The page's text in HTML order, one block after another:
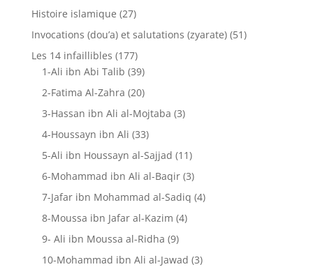
Histoire islamique (27)
Invocations (dou’a) et salutations (zyarate) (51)
Les 14 infaillibles (177)
1-Ali ibn Abi Talib (39)
2-Fatima Al-Zahra (20)
3-Hassan ibn Ali al-Mojtaba (3)
4-Houssayn ibn Ali (33)
5-Ali ibn Houssayn al-Sajjad (11)
6-Mohammad ibn Ali al-Baqir (3)
7-Jafar ibn Mohammad al-Sadiq (4)
8-Moussa ibn Jafar al-Kazim (4)
9- Ali ibn Moussa al-Ridha (9)
10-Mohammad ibn Ali al-Jawad (3)